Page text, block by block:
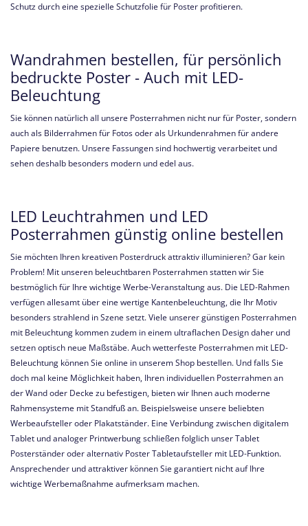
Schutz durch eine spezielle Schutzfolie für Poster profitieren.
Wandrahmen bestellen, für persönlich
bedruckte Poster - Auch mit LED-
Beleuchtung
Sie können natürlich all unsere Posterrahmen nicht nur für Poster, sondern
auch als Bilderrahmen für Fotos oder als Urkundenrahmen für andere
Papiere benutzen. Unsere Fassungen sind hochwertig verarbeitet und
sehen deshalb besonders modern und edel aus.
LED Leuchtrahmen und LED
Posterrahmen günstig online bestellen
Sie möchten Ihren kreativen Posterdruck attraktiv illuminieren? Gar kein
Problem! Mit unseren beleuchtbaren Posterrahmen statten wir Sie
bestmöglich für Ihre wichtige Werbe-Veranstaltung aus. Die LED-Rahmen
verfügen allesamt über eine wertige Kantenbeleuchtung, die Ihr Motiv
besonders strahlend in Szene setzt. Viele unserer günstigen Posterrahmen
mit Beleuchtung kommen zudem in einem ultraflachen Design daher und
setzen optisch neue Maßstäbe. Auch wetterfeste Posterrahmen mit LED-
Beleuchtung können Sie online in unserem Shop bestellen. Und falls Sie
doch mal keine Möglichkeit haben, Ihren individuellen Posterrahmen an
der Wand oder Decke zu befestigen, bieten wir Ihnen auch moderne
Rahmensysteme mit Standfuß an. Beispielsweise unsere beliebten
Werbeaufsteller oder Plakatständer. Eine Verbindung zwischen digitalem
Tablet und analoger Printwerbung schließen folglich unser Tablet
Posterständer oder alternativ Poster Tabletaufsteller mit LED-Funktion.
Ansprechender und attraktiver können Sie garantiert nicht auf Ihre
wichtige Werbemaßnahme aufmerksam machen.